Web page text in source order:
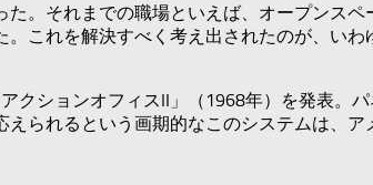
。それまでの職場といえば、オープンス
これを解決すべく考え出されたのが、い
クションオフィスII」（1968年）を発表。
られるという画期的なこのシステムは、